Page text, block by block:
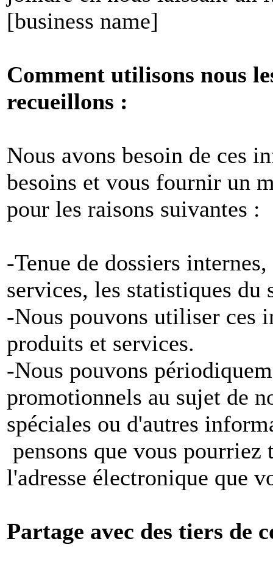
[business name]
Comment utilisons nous
recueillons :
Nous avons besoin de ces
besoins et vous fournir un
pour les raisons suivantes :
-Tenue de dossiers
services, les statistiques du
-Nous pouvons utiliser ces
produits et services.
-Nous pouvons
promotionnels au sujet de
spéciales ou d'autres
pensons que vous
l'adresse électronique que
Partage avec des tiers de